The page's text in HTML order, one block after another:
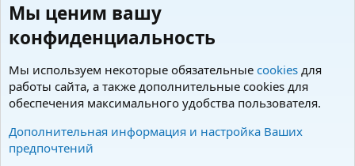
Советы по уходу и содержанию
Cookies Charm by DCom
Мы ценим вашу
конфиденциальность
Мы используем некоторые обязательные cookies для
работы сайта, а также дополнительные cookies для
обеспечения максимального удобства пользователя.
Дополнительная информация и настройка Ваших
предпочтений